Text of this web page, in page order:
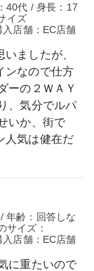
40代 / 身長：17
イズ
店舗：EC店舗
ましたが、
ンなので仕方
ーの２ＷＡＹ
、気分でルパ
いか、街で
人気は健在だ
年齢：回答しな
サイズ：
店舗：EC店舗
に重たいので